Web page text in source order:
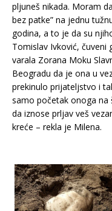
pljuneš nikada. Moram
bez patke” na jednu
godina, a to je da su
Tomislav Ivković, čuveni
varala Zorana Moku
Beogradu da je ona u
prekinulo prijateljstvo i
samo početak onoga na
da iznose prljav veš
kreće – rekla je Milena.